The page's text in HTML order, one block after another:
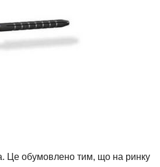
Це обумовлено тим, що на ринку